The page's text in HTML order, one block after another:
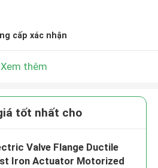
cấp xác nhận
Xem thêm
tốt nhất cho
Valve Flange Ductile
Iron Actuator Motorized